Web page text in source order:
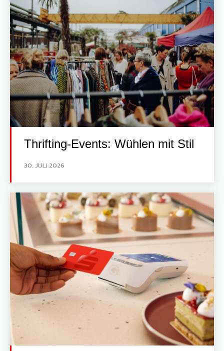
Thrifting-Events: Wühlen mit Stil
30. JULI 2026